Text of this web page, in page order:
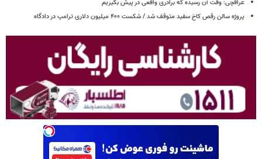
عراقچی: وقت آن رسیده که برادری واقعی در پیش بگیریم
پروژه سالن رقص کاخ سفید متوقف شد / شکست ۴۰۰ میلیون دلاری ترامپ در دادگاه